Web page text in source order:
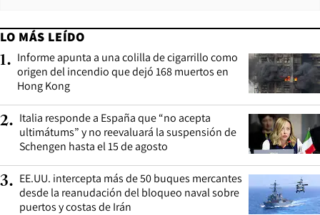
LO MÁS LEÍDO
1. Informe apunta a una colilla de cigarrillo como
origen del incendio que dejó 168 muertos en
Hong Kong
2. Italia responde a España que “no acepta
ultimátums” y no reevaluará la suspensión de
Schengen hasta el 15 de agosto
3. EE.UU. intercepta más de 50 buques mercantes
desde la reanudación del bloqueo naval sobre
puertos y costas de Irán